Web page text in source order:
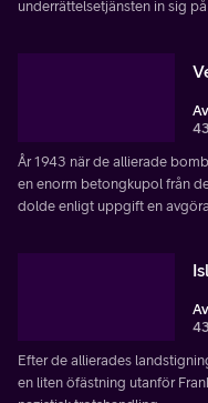
underrättelsetjänsten in sig
År 1943 när de allierade
en enorm betongkupol från
dolde enligt uppgift en
Efter de allierades
en liten öfästning utanför